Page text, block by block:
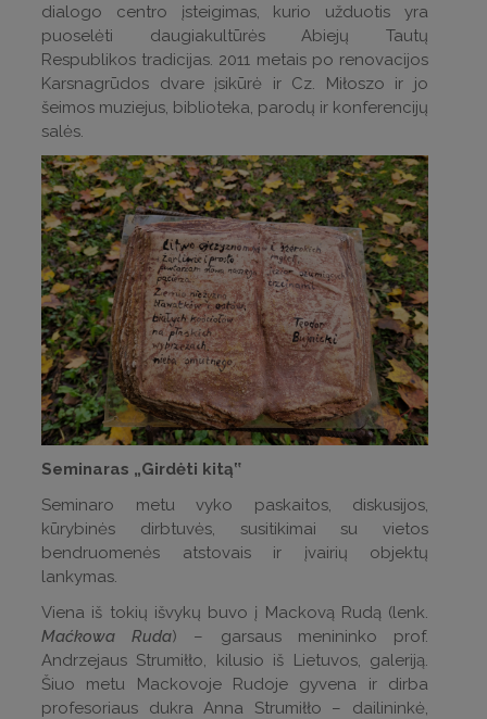
dialogo centro įsteigimas, kurio užduotis yra
puoselėti daugiakultūrės Abiejų Tautų
Respublikos tradicijas. 2011 metais po renovacijos
Karsnagrūdos dvare įsikūrė ir Cz. Miłoszo ir jo
šeimos muziejus, biblioteka, parodų ir konferencijų
salės.
Seminaras „Girdėti kitą‟
Seminaro metu vyko paskaitos, diskusijos,
kūrybinės dirbtuvės, susitikimai su vietos
bendruomenės atstovais ir įvairių objektų
lankymas.
Viena iš tokių išvykų buvo į Mackovą Rudą (lenk.
Maćkowa Ruda) – garsaus menininko prof.
Andrzejaus Strumiłło, kilusio iš Lietuvos, galeriją.
Šiuo metu Mackovoje Rudoje gyvena ir dirba
profesoriaus dukra Anna Strumiłło – dailininkė,